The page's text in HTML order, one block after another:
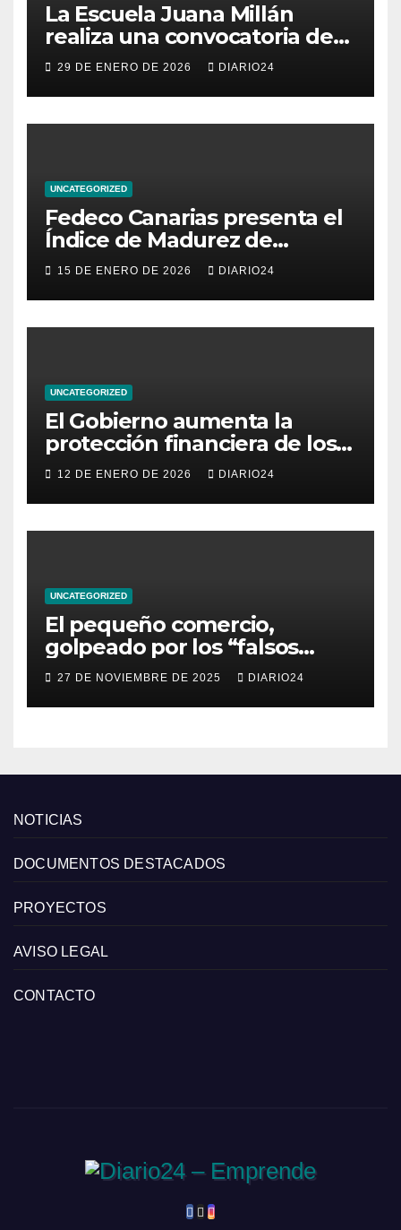
La Escuela Juana Millán
realiza una convocatoria de
becas para mujeres
29 DE ENERO DE 2026 DIARIO24
UNCATEGORIZED
Fedeco Canarias presenta el
Índice de Madurez de
Comercio de Canarias: una
pequeño y mediano
comercio del archipiélago
15 DE ENERO DE 2026 DIARIO24
UNCATEGORIZED
El Gobierno aumenta la
protección financiera de los
consumidores con límites a
consumo para evitar el
sobreendeudamiento
12 DE ENERO DE 2026 DIARIO24
UNCATEGORIZED
El pequeño comercio,
golpeado por los “falsos
descuentos” del Black Friday
27 DE NOVIEMBRE DE 2025 DIARIO24
NOTICIAS
DOCUMENTOS DESTACADOS
PROYECTOS
AVISO LEGAL
CONTACTO